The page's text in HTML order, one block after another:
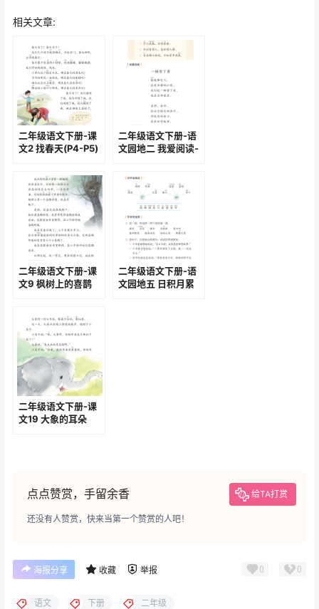
相关文章:
二年级语文下册-课
文2 找春天(P4-P5)
二年级语文下册-语
文园地二 我爱阅读-
二年级语文下册-课
文9 枫树上的喜鹊
二年级语文下册-语
文园地五 日积月累
二年级语文下册-课
文19 大象的耳朵
点点赞赏，手留余香 给TA打赏
还没有人赞赏，快来当第一个赞赏的人吧！
海报分享 收藏 举报 0 0
语文 下册 二年级